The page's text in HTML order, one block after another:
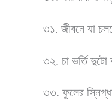
৩১. জীবনে যা
৩২. চা ভর্তি
৩৩. ফুলের